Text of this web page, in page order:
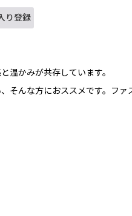
り登録
温かみが共存しています。
んな方におススメです。フ